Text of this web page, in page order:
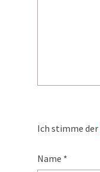
Ich stimme der
Name *